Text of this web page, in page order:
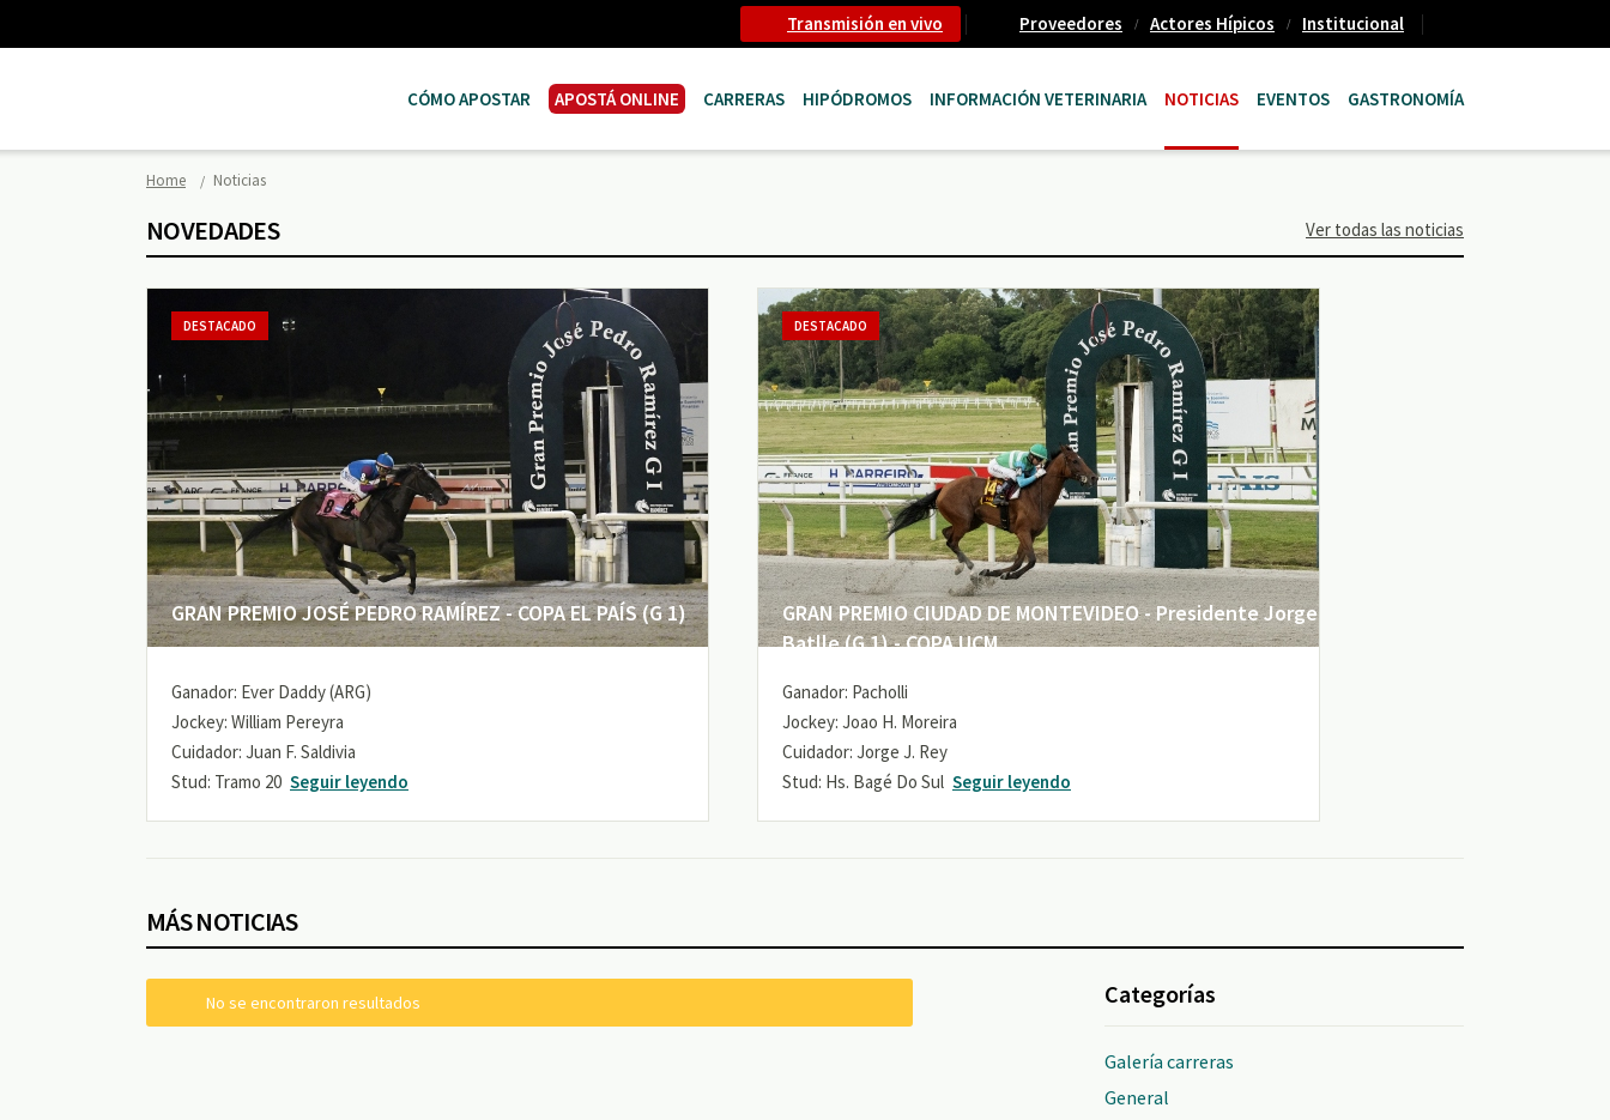
Transmisión en vivo Proveedores Actores Hípicos Institucional
CÓMO APOSTAR APOSTÁ ONLINE CARRERAS HIPÓDROMOS INFORMACIÓN VETERINARIA NOTICIAS EVENTOS GASTRONOMÍA
Home Noticias
NOVEDADES Ver todas las noticias
GRAN PREMIO JOSÉ PEDRO RAMÍREZ - COPA EL PAÍS (G 1)
DESTACADO
Ganador: Ever Daddy (ARG)
Jockey: William Pereyra
Cuidador: Juan F. Saldivia
Stud: Tramo 20 Seguir leyendo
GRAN PREMIO CIUDAD DE MONTEVIDEO - Presidente Jorge
Batlle (G 1) - COPA UCM
DESTACADO
Ganador: Pacholli
Jockey: Joao H. Moreira
Cuidador: Jorge J. Rey
Stud: Hs. Bagé Do Sul Seguir leyendo
MÁS NOTICIAS
No se encontraron resultados Categorías
Galería carreras
General